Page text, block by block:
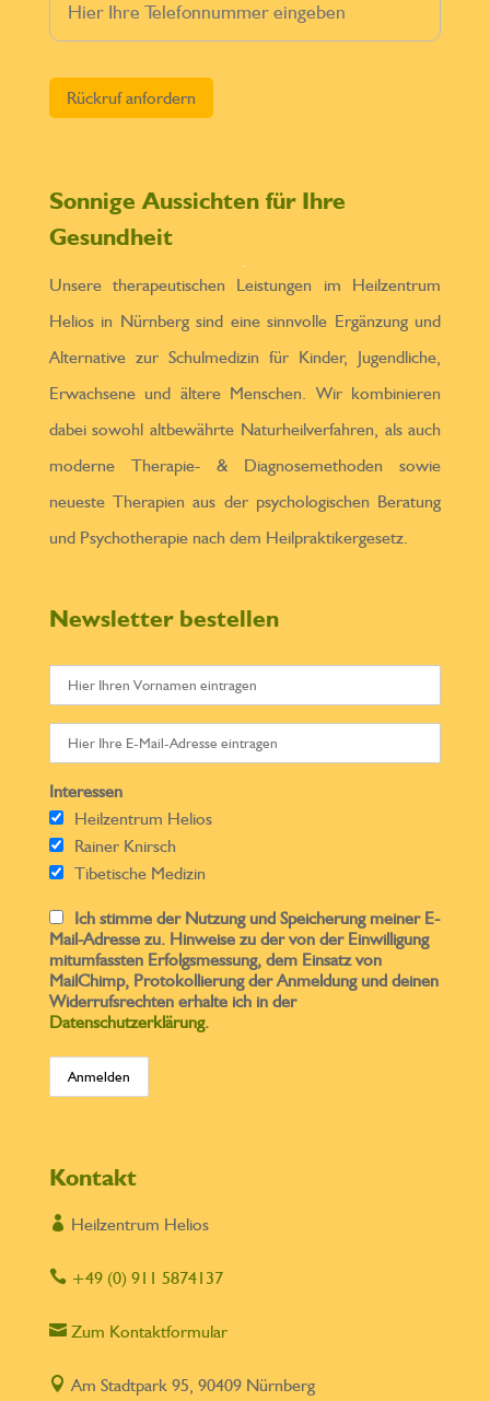
Sonnige Aussichten für Ihre
Gesundheit
Unsere therapeutischen Leistungen im Heilzentrum
Helios in Nürnberg sind eine sinnvolle Ergänzung und
Alternative zur Schulmedizin für Kinder, Jugendliche,
Erwachsene und ältere Menschen. Wir kombinieren
dabei sowohl altbewährte Naturheilverfahren, als auch
moderne Therapie- & Diagnosemethoden sowie
neueste Therapien aus der psychologischen Beratung
und Psychotherapie nach dem Heilpraktikergesetz.
Newsletter bestellen
Interessen
Heilzentrum Helios
Rainer Knirsch
Tibetische Medizin
Ich stimme der Nutzung und Speicherung meiner E-
Mail-Adresse zu. Hinweise zu der von der Einwilligung
mitumfassten Erfolgsmessung, dem Einsatz von
MailChimp, Protokollierung der Anmeldung und deinen
Widerrufsrechten erhalte ich in der
Datenschutzerklärung.
Kontakt
 Heilzentrum Helios
+49 (0) 911 5874137
Zum Kontaktformular
 Am Stadtpark 95, 90409 Nürnberg